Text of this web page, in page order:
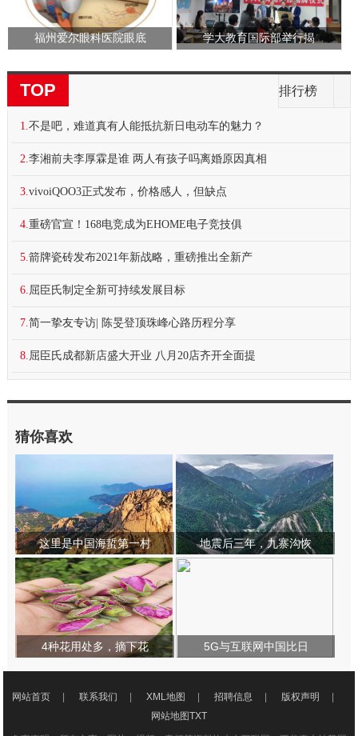
福州爱尔眼科医院眼底 学大教育国际部举行揭
TOP 排行榜
1.不是吧，难道真有人能抵抗新日电动车的魅力？
2.李湘前夫李厚霖是谁 两人有孩子吗离婚原因真相
3.vivoiQOO3正式发布，价格感人，但缺点
4.重磅官宣！168电竞成为EHOME电子竞技俱
5.箭牌瓷砖发布2021年新战略，重磅推出全新产
6.屈臣氏制定全新可持续发展目标
7.简一挚友专访| 陈旻登顶珠峰心路历程分享
8.屈臣氏成都新店盛大开业 八月20店齐开全面提
猜你喜欢
这里是中国海蜇第一村 地震后三年，九寨沟恢
4种花用处多，摘下花 5G与互联网中国比日
网站首页 联系我们 XML地图 招聘信息 版权声明
网站地图TXT